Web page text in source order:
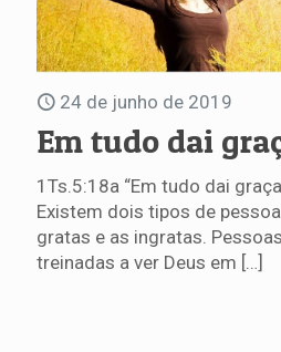
24 de junho de 2019
Em tudo dai
1Ts.5:18a “Em tudo dai
Existem dois tipos de
gratas e as ingratas.
treinadas a ver Deus em […]